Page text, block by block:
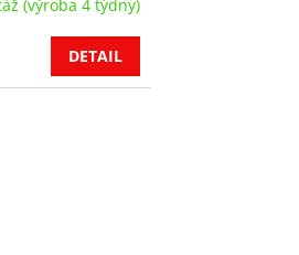
(výroba 4 týdny)
DETAIL